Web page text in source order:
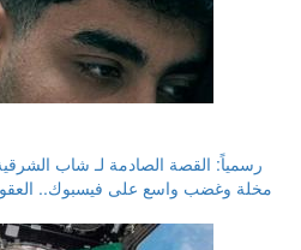
رسمياً: القصة الصادمة لـ شاب